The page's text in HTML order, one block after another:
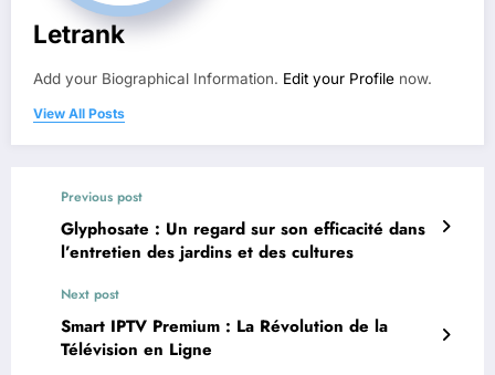
Letrank
Add your Biographical Information. Edit your Profile now.
View All Posts
Previous post
Glyphosate : Un regard sur son efficacité dans
l’entretien des jardins et des cultures
Next post
Smart IPTV Premium : La Révolution de la
Télévision en Ligne